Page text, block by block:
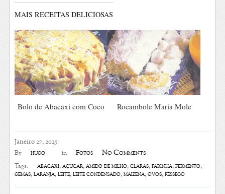
Janeiro 27, 2025
By hugo in Fotos No Comments
Tags: abacaxi,açúcar,amido de milho,claras,farinha,fermento,
gemas,laranja,leite,leite condensado,maizena,ovos,pêssego
MAIS RECEITAS DELICIOSAS
Bolo de Abacaxi com Coco Rocambole Maria Mole